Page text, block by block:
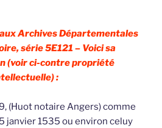
Archives Départementales
série 5E121 – Voici sa
(voir ci-contre propriété
:
(Huot notaire Angers) comme
janvier 1535 ou environ celuy